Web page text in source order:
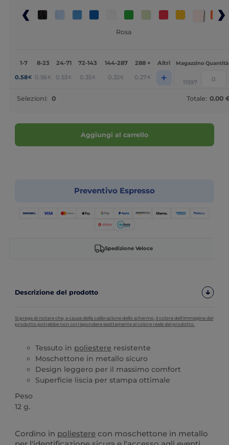
Rosa
1-7 8-23 24-71 72-143 144-287 288 + Altri Magazzino Quantità
0.58€ 0.56€ 0.53€ 0.35€ 0.32€ 0.27 € + 11597
Selezioni: 0 Totale: 0.00
Aggiungi al carrello
Preventivo Espresso
Spedizione Veloce
Descrizione del prodotto
Si prega di notare che, a causa della calibrazione dello schermo, il colore dell'immagine del
prodotto potrebbe non corrispondere esattamente al colore reale del prodotto.
Tessuto in poliestere resistente
Moschettone in metallo sicuro
Design leggero per il massimo comfort
Superficie liscia per stampa ottimale
Peso
12 g.
Cordino in poliestere con moschettone in metallo